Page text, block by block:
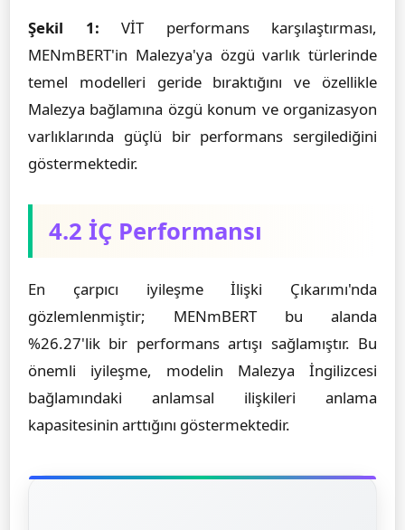
Şekil 1: VİT performans karşılaştırması,
MENmBERT'in Malezya'ya özgü varlık türlerinde
temel modelleri geride bıraktığını ve özellikle
Malezya bağlamına özgü konum ve organizasyon
varlıklarında güçlü bir performans sergilediğini
göstermektedir.
4.2 İÇ Performansı
En çarpıcı iyileşme İlişki Çıkarımı'nda
gözlemlenmiştir; MENmBERT bu alanda
%26.27'lik bir performans artışı sağlamıştır. Bu
önemli iyileşme, modelin Malezya İngilizcesi
bağlamındaki anlamsal ilişkileri anlama
kapasitesinin arttığını göstermektedir.